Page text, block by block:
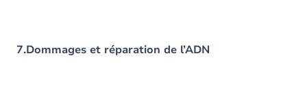
7.Dommages et réparation de l’ADN